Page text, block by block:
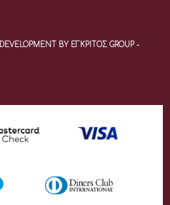
BY ΕΓΚΡΙΤΟΣ GROUP -